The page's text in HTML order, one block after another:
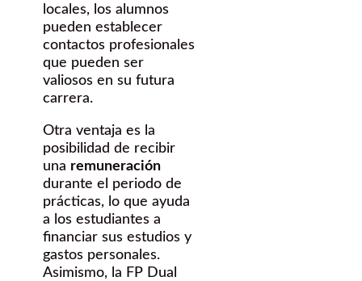
locales, los alumnos
pueden establecer
contactos profesionales
que pueden ser
valiosos en su futura
carrera.
Otra ventaja es la
posibilidad de recibir
una remuneración
durante el periodo de
prácticas, lo que ayuda
a los estudiantes a
financiar sus estudios y
gastos personales.
Asimismo, la FP Dual